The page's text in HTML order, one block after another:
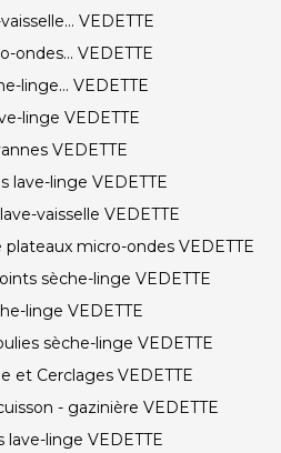
VEDETTE
ondes... VEDETTE
linge... VEDETTE
linge VEDETTE
VEDETTE
lave-linge VEDETTE
vaisselle VEDETTE
micro-ondes VEDETTE
sèche-linge VEDETTE
linge VEDETTE
sèche-linge VEDETTE
et Cerclages VEDETTE
- gazinière VEDETTE
linge VEDETTE